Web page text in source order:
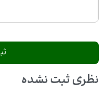
نظری ثبت نشده